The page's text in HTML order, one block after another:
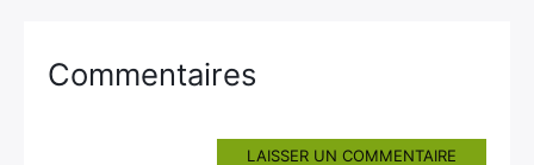
Commentaires
LAISSER UN COMMENTAIRE